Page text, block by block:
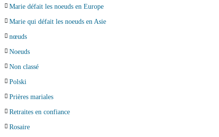
Marie défait les noeuds en Europe
Marie qui défait les noeuds en Asie
nœuds
Noeuds
Non classé
Polski
Prières mariales
Retraites en confiance
Rosaire